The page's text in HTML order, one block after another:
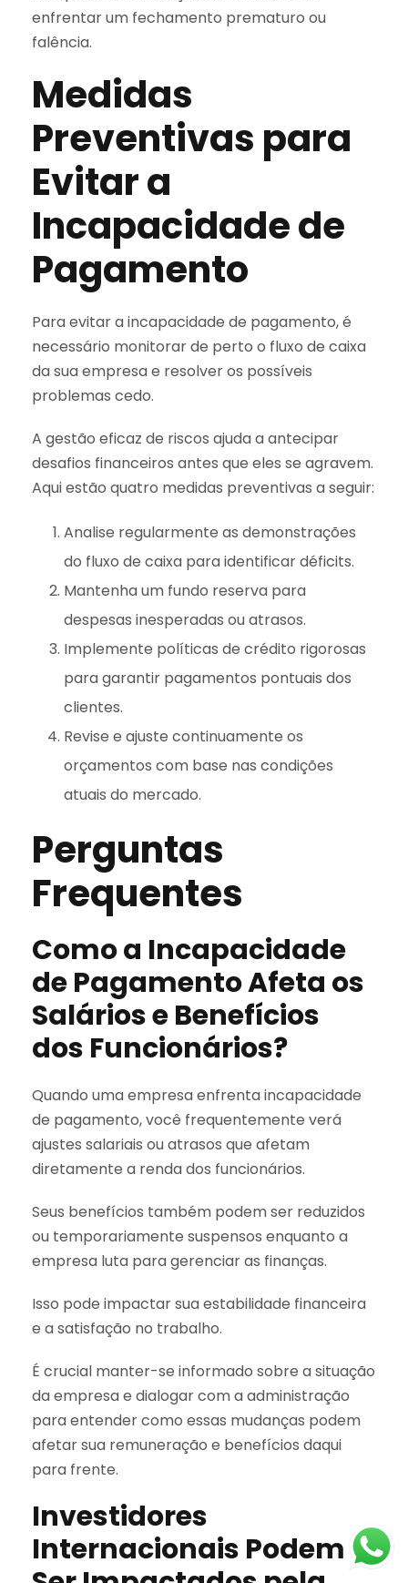
enfrentar um fechamento prematuro ou
falência.
Medidas
Preventivas para
Evitar a
Incapacidade de
Pagamento
Para evitar a incapacidade de pagamento, é
necessário monitorar de perto o fluxo de caixa
da sua empresa e resolver os possíveis
problemas cedo.
A gestão eficaz de riscos ajuda a antecipar
desafios financeiros antes que eles se agravem.
Aqui estão quatro medidas preventivas a seguir:
Analise regularmente as demonstrações
do fluxo de caixa para identificar déficits.
Mantenha um fundo reserva para
despesas inesperadas ou atrasos.
Implemente políticas de crédito rigorosas
para garantir pagamentos pontuais dos
clientes.
Revise e ajuste continuamente os
orçamentos com base nas condições
atuais do mercado.
Perguntas
Frequentes
Como a Incapacidade
de Pagamento Afeta os
Salários e Benefícios
dos Funcionários?
Quando uma empresa enfrenta incapacidade
de pagamento, você frequentemente verá
ajustes salariais ou atrasos que afetam
diretamente a renda dos funcionários.
Seus benefícios também podem ser reduzidos
ou temporariamente suspensos enquanto a
empresa luta para gerenciar as finanças.
Isso pode impactar sua estabilidade financeira
e a satisfação no trabalho.
É crucial manter-se informado sobre a situação
da empresa e dialogar com a administração
para entender como essas mudanças podem
afetar sua remuneração e benefícios daqui
para frente.
Investidores
Internacionais Podem